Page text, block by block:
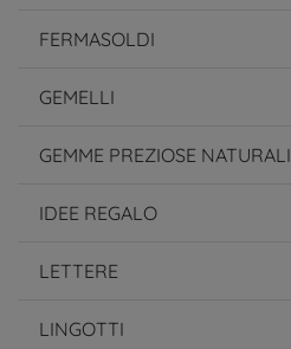
FERMASOLDI
GEMELLI
GEMME PREZIOSE NATURALI
IDEE REGALO
LETTERE
LINGOTTI